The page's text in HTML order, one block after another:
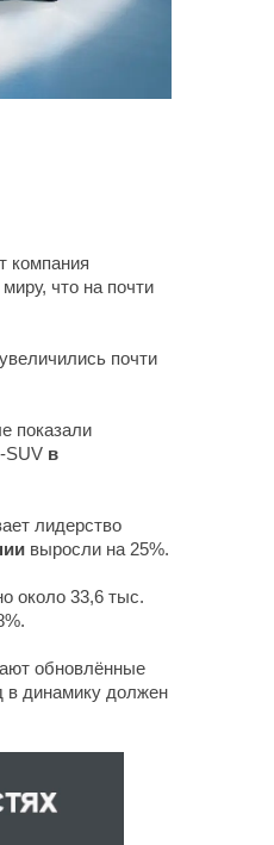
компания
что на почти
почти
показали
SUV в
лидерство
выросли на 25%.
около 33,6 тыс.
обновлённые
в динамику должен